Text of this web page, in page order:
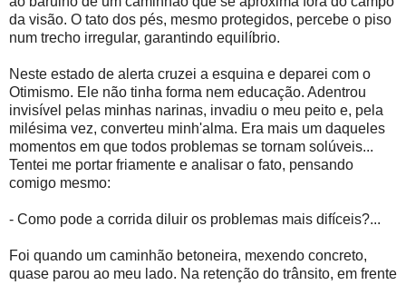
da visão. O tato dos pés, mesmo protegidos, percebe o piso
num trecho irregular, garantindo equilíbrio.
Neste estado de alerta cruzei a esquina e deparei com o
Otimismo. Ele não tinha forma nem educação. Adentrou
invisível pelas minhas narinas, invadiu o meu peito e, pela
milésima vez, converteu minh'alma. Era mais um daqueles
momentos em que todos problemas se tornam solúveis...
Tentei me portar friamente e analisar o fato, pensando
comigo mesmo:
- Como pode a corrida diluir os problemas mais difíceis?...
Foi quando um caminhão betoneira, mexendo concreto,
quase parou ao meu lado. Na retenção do trânsito, em frente